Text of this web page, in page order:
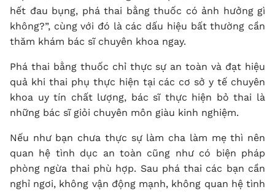
hết đau bụng, phá thai bằng thuốc có ảnh hưởng gì
không?”, cùng với đó là các dấu hiệu bất thường cần
thăm khám bác sĩ chuyên khoa ngay.
Phá thai bằng thuốc chỉ thực sự an toàn và đạt hiệu
quả khi thai phụ thực hiện tại các cơ sở y tế chuyên
khoa uy tín chất lượng, bác sĩ thực hiện bỏ thai là
những bác sĩ giỏi chuyên môn giàu kinh nghiệm.
Nếu như bạn chưa thực sự làm cha làm mẹ thì nên
quan hệ tình dục an toàn cũng như có biện pháp
phòng ngừa thai phù hợp. Sau phá thai các bạn cần
nghỉ ngơi, không vận động mạnh, không quan hệ tình